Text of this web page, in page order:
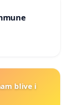
blive i